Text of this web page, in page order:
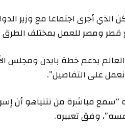
الذي أجرى اجتماعا مع وزير
قطر ومصر للعمل بمختلف
يدعم خطة بايدن
على التفاصيل”.
“سمع مباشرة من نتنياهو أن
وفق تعبيره.